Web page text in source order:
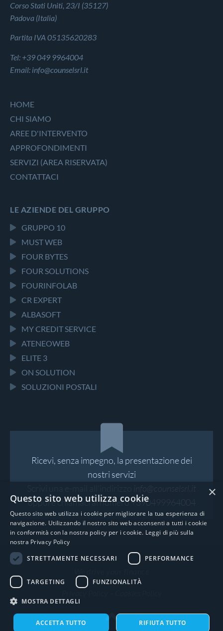
Corso Stati Uniti, 23/I (35127)
Padova (Italia)
Partita IVA 05135620283
Tel: +39 049 9964004
Email: info@counselsrl.it
HOME
CHI SIAMO
AREE D'INTERVENTO
APPROFONDIMENTI
SERVIZI (AREA RISERVATA)
CONTATTACI
LE AZIENDE DEL GRUPPO
GRUPPO 10
MUST WEB
FOUR BYTES
FOUR SOLUTIONS
FOURINFOLAB
CR EXPERT
ALBASOFT
MY CREDIT SERVICE
ATENEOWEB
ELITE 3
ON SOLUTION
SOLUZIONI POSTALI
Ricevi, senza impegno, la presentazione dei
nostri servizi
oppure chiamaci al numero+390499964004
×
Questo sito web utilizza cookie
Questo sito web utilizza i cookie per migliorare la tua esperienza di
navigazione. Utilizzando il nostro sito web acconsenti a tutti i cookie
in conformità con la nostra policy per i cookie. Leggi di più sulla
nostra Privacy Policy
STRETTAMENTE NECESSARI
PERFORMANCE
TARGETING FUNZIONALITÀ
MOSTRA DETTAGLI
ACCETTA TUTTO RIFIUTA TUTTO